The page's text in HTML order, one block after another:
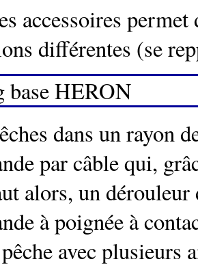
accessoires
différentes (se
dans un rayon
par câble qui,
alors, un dérouleur
à poignée à
avec plusieurs